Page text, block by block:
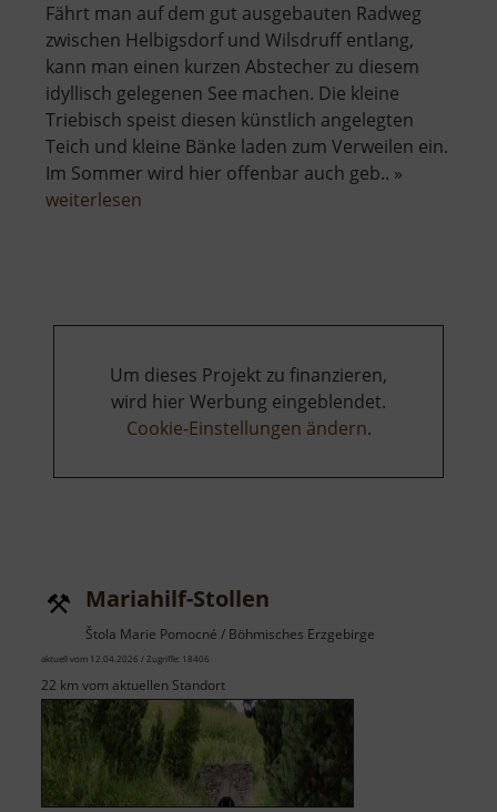
Fährt man auf dem gut ausgebauten Radweg
zwischen Helbigsdorf und Wilsdruff entlang,
kann man einen kurzen Abstecher zu diesem
idyllisch gelegenen See machen. Die kleine
Triebisch speist diesen künstlich angelegten
Teich und kleine Bänke laden zum Verweilen ein.
Im Sommer wird hier offenbar auch geb.. »
weiterlesen
Triebisch
Um dieses Projekt zu finanzieren,
wird hier Werbung eingeblendet.
Cookie-Einstellungen ändern.
Mariahilf-Stollen
Štola Marie Pomocné / Böhmisches Erzgebirge
aktuell vom 12.04.2026 / Zugriffe: 18406
22 km vom aktuellen Standort